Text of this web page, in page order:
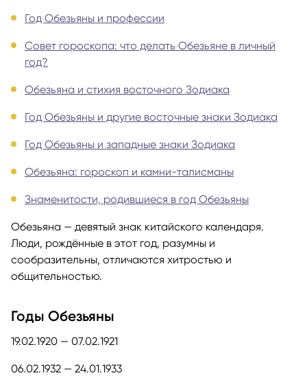
Год Обезьяны и профессии
Совет гороскопа: что делать Обезьяне в личный
год?
Обезьяна и стихия восточного Зодиака
Год Обезьяны и другие восточные знаки Зодиака
Год Обезьяны и западные знаки Зодиака
Обезьяна: гороскоп и камни-талисманы
Знаменитости, родившиеся в год Обезьяны
Обезьяна — девятый знак китайского календаря.
Люди, рождённые в этот год, разумны и
сообразительны, отличаются хитростью и
общительностью.
Годы Обезьяны
19.02.1920 — 07.02.1921
06.02.1932 — 24.01.1933